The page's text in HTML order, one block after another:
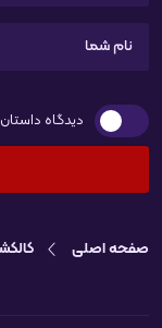
دیدگاه
صفحه اصلی